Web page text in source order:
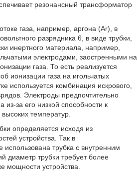
резонансный трансформатор
газа, например, аргона (Ar), в
разрядника 6, в виде трубки,
инертного материала, например,
электродами, заостренными на
газа. То есть реализуется
ионизации газа на игольчатых
используется комбинация искрового,
Электроды предпочтительно
за его низкой способности к
температур.
определяется исходя из
устройства. Так в
трубка с внутренним
диаметр трубки требует более
мощности устройства.